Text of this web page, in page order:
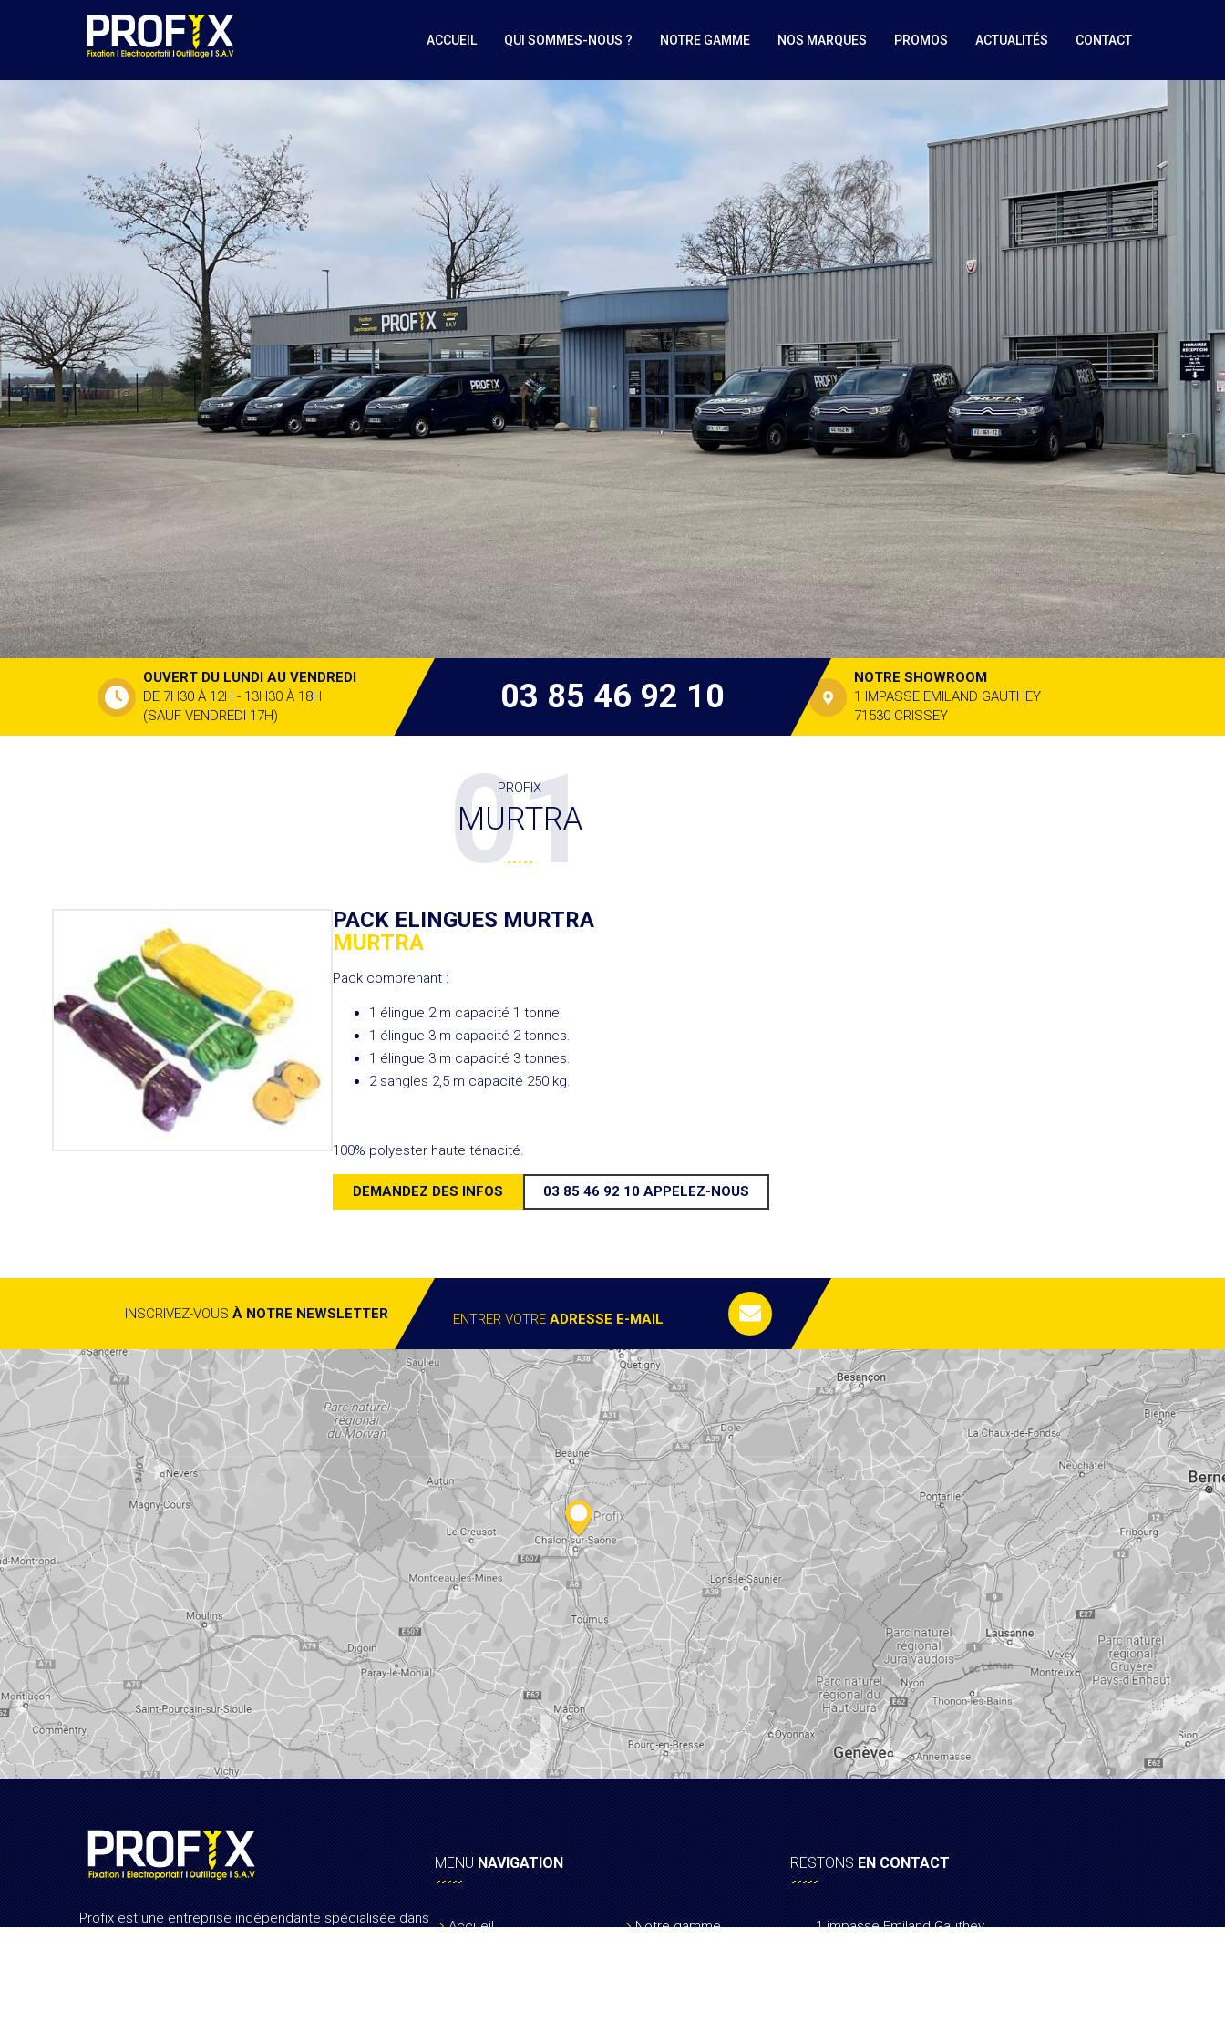
ACCUEIL QUI SOMMES-NOUS ? NOTRE GAMME NOS MARQUES PROMOS ACTUALITÉS CONTACT
OUVERT DU LUNDI AU VENDREDI
DE 7H30 À 12H - 13H30 À 18H
(SAUF VENDREDI 17H)
03 85 46 92 10
NOTRE SHOWROOM
1 IMPASSE EMILAND GAUTHEY
71530 CRISSEY
PROFIX
MURTRA
01
PACK ELINGUES MURTRA
MURTRA
Pack comprenant :
1 élingue 2 m capacité 1 tonne.
1 élingue 3 m capacité 2 tonnes.
1 élingue 3 m capacité 3 tonnes.
2 sangles 2,5 m capacité 250 kg.
100% polyester haute ténacité.
DEMANDEZ DES INFOS 03 85 46 92 10 APPELEZ-NOUS
INSCRIVEZ-VOUSÀ NOTRE NEWSLETTER ENTRER VOTRE ADRESSE E-MAIL
Profix est une entreprise indépendante spécialisée dans
MENUNAVIGATION
Accueil Notre gamme
RESTONSEN CONTACT
1 impasse Emiland Gauthey